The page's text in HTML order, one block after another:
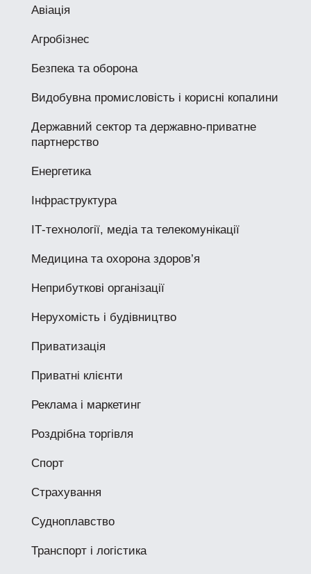
Авіація
Агробізнес
Безпека та оборона
Видобувна промисловість і корисні копалини
Державний сектор та державно-приватне
партнерство
Енергетика
Інфраструктура
ІТ-технології, медіа та телекомунікації
Медицина та охорона здоров’я
Неприбуткові організації
Нерухомість і будівництво
Приватизація
Приватні клієнти
Реклама і маркетинг
Роздрібна торгівля
Спорт
Страхування
Судноплавство
Транспорт і логістика